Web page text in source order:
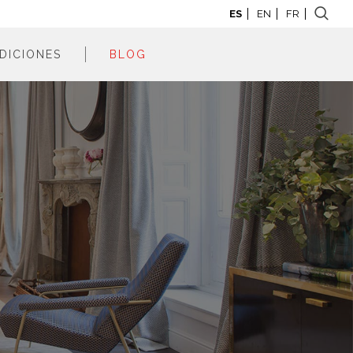
ES EN FR
2024
2023
2022
2021
2020
2019
2018
2017
BLOG